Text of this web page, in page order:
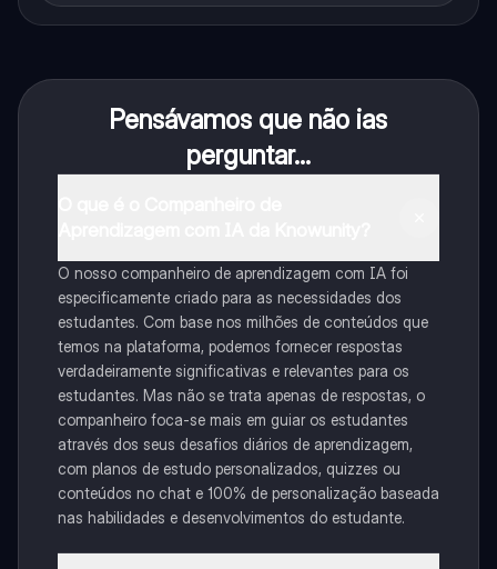
Pensávamos que não ias
perguntar...
O nosso companheiro de aprendizagem com IA foi
especificamente criado para as necessidades dos
estudantes. Com base nos milhões de conteúdos que
temos na plataforma, podemos fornecer respostas
verdadeiramente significativas e relevantes para os
estudantes. Mas não se trata apenas de respostas, o
companheiro foca-se mais em guiar os estudantes
através dos seus desafios diários de aprendizagem,
com planos de estudo personalizados, quizzes ou
conteúdos no chat e 100% de personalização baseada
nas habilidades e desenvolvimentos do estudante.